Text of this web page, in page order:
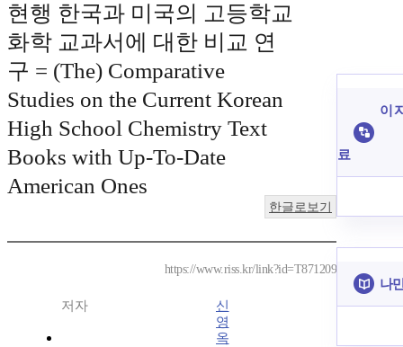
현행 한국과 미국의 고등학교
화학 교과서에 대한 비교 연
구 = (The) Comparative
Studies on the Current Korean
High School Chemistry Text
Books with Up-To-Date
American Ones
한글로보기
https://www.riss.kr/link?id=T871209
저자
신
영
옥
이
료
나